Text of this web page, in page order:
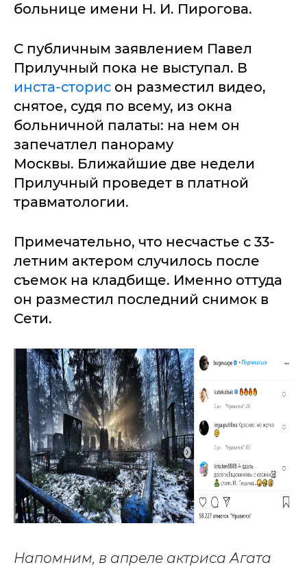
больнице имени Н. И. Пирогова.
С публичным заявлением Павел
Прилучный пока не выступал. В
инста-сторис он разместил видео,
снятое, судя по всему, из окна
больничной палаты: на нем он
запечатлел панораму
Москвы. Ближайшие две недели
Прилучный проведет в платной
травматологии.
Примечательно, что несчастье с 33-
летним актером случилось после
съемок на кладбище. Именно оттуда
он разместил последний снимок в
Сети.
Напомним, в апреле актриса Агата